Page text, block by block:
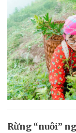
Rừng “nuôi”